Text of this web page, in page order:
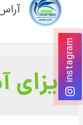
ویزای
instagram